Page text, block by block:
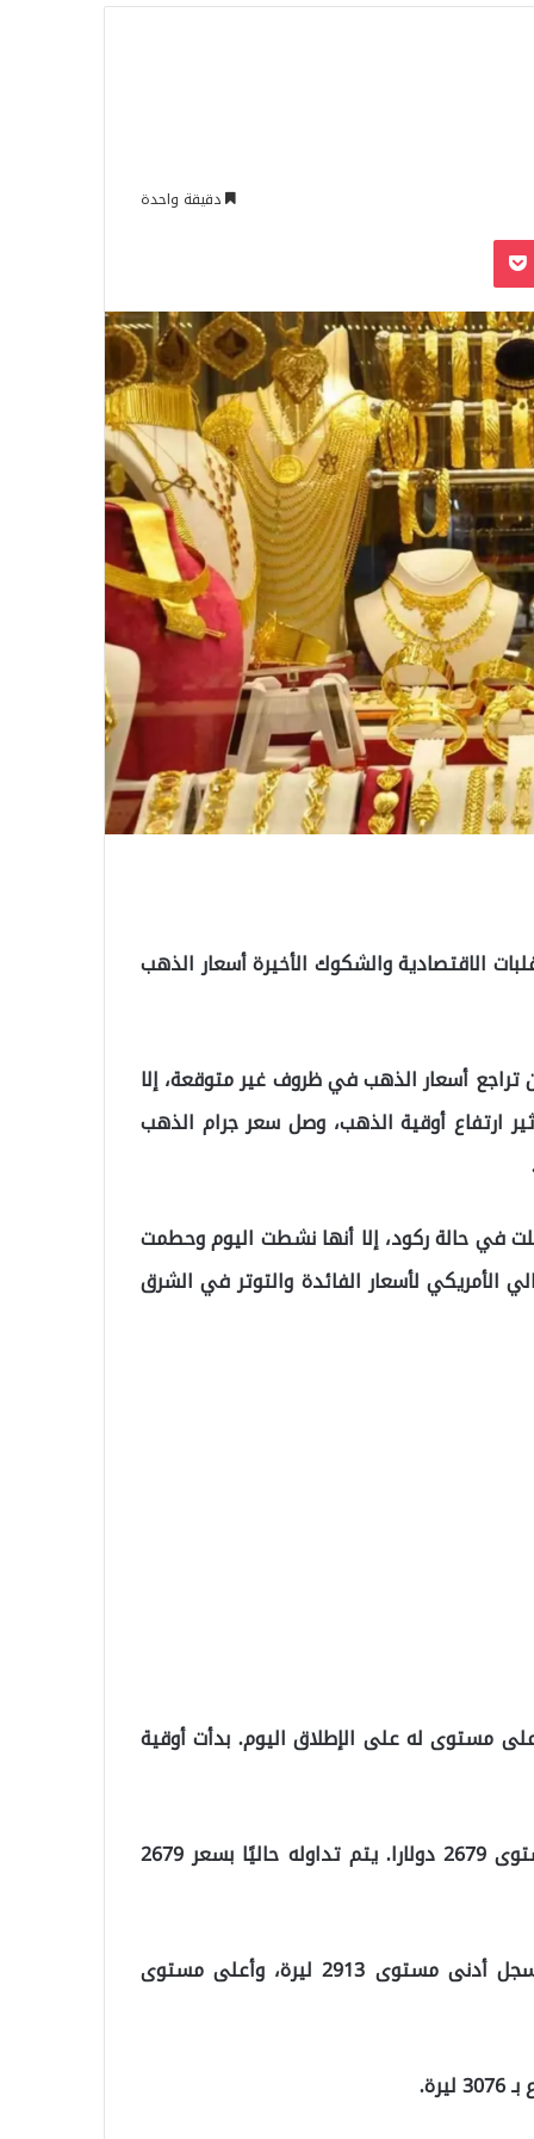
دقيقة واحدة
‫Pocket
الاقتصادية والشكوك الأخيرة أسعار الذهب
تراجع أسعار الذهب في ظروف غير متوقعة، إلا
ارتفاع أوقية الذهب، وصل سعر جرام الذهب
في حالة ركود، إلا أنها نشطت اليوم وحطمت
الأمريكي لأسعار الفائدة والتوتر في الشرق
مستوى له على الإطلاق اليوم. بدأت أوقية
وخلال اليوم سجل أدنى مستوى 2658 دولارا وأعلى مستوى 2679 دولارا. يتم تداوله حاليًا بسعر 2679
وبدأ جرام الذهب اليوم عند 2927 ليرة. وخلال النهار، سجل أدنى مستوى 2913 ليرة، وأعلى مستوى